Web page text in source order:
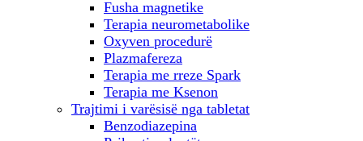
Fusha magnetike
Terapia neurometabolike
Oxyven procedurë
Plazmafereza
Terapia me rreze Spark
Terapia me Ksenon
Trajtimi i varësisë nga tabletat
Benzodiazepina